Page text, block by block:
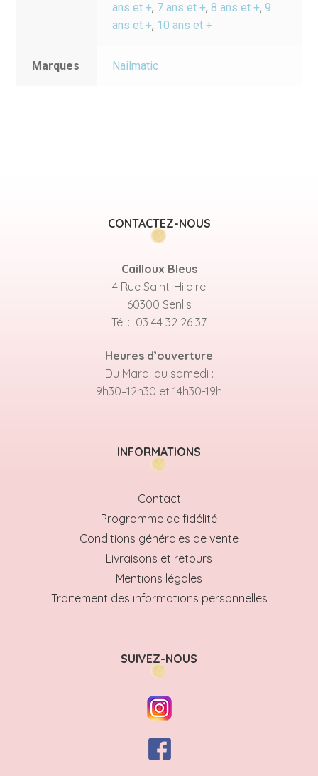
ans et +, 7 ans et +,8 ans et +,9
ans et +, 10 ans et +
Marques Nailmatic
CONTACTEZ-NOUS
Cailloux Bleus
4 Rue Saint-Hilaire
60300 Senlis
Tél : 03 44 32 26 37
Heures d’ouverture
Du Mardi au samedi :
9h30–12h30 et 14h30-19h
INFORMATIONS
Contact
Programme de fidélité
Conditions générales de vente
Livraisons et retours
Mentions légales
Traitement des informations personnelles
SUIVEZ-NOUS